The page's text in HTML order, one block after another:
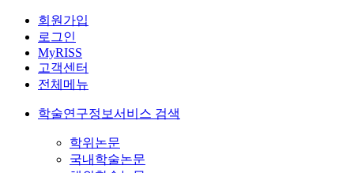
회원가입
로그인
MyRISS
고객센터
전체메뉴
학술연구정보서비스 검색
학위논문
국내학술논문